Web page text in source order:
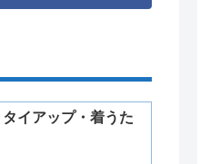
タイアップ・着うた